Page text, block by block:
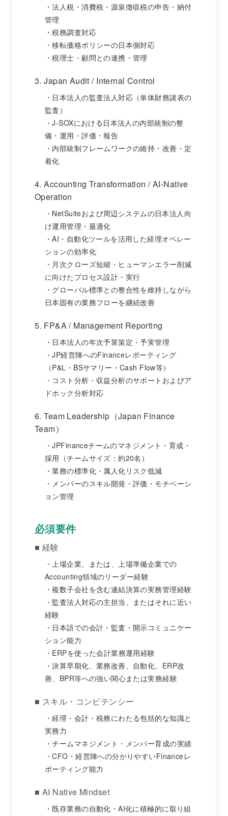
法人税・消費税・源泉徴収税の申告・納付
管理
税務調査対応
移転価格ポリシーの日本側対応
税理士・顧問との連携・管理
3. Japan Audit / Internal Control
日本法人の監査法人対応（単体財務諸表の
監査）
J-SOXにおける日本法人の内部統制の整
備・運用・評価・報告
内部統制フレームワークの維持・改善・定
着化
4. Accounting Transformation / AI-Native
Operation
NetSuiteおよび周辺システムの日本法人向
け運用管理・最適化
AI・自動化ツールを活用した経理オペレー
ションの効率化
月次クローズ短縮・ヒューマンエラー削減
に向けたプロセス設計・実行
グローバル標準との整合性を維持しながら
日本固有の業務フローを継続改善
5. FP&A / Management Reporting
日本法人の年次予算策定・予実管理
JP経営陣へのFinanceレポーティング
（P&L・BSサマリー・Cash Flow等）
コスト分析・収益分析のサポートおよびア
ドホック分析対応
6. Team Leadership（Japan Finance
Team）
JPFinanceチームのマネジメント・育成・
採用（チームサイズ：約20名）
業務の標準化・属人化リスク低減
メンバーのスキル開発・評価・モチベーシ
ョン管理
必須要件
■ 経験
上場企業、または、上場準備企業での
Accounting領域のリーダー経験
複数子会社を含む連結決算の実務管理経験
監査法人対応の主担当、またはそれに近い
経験
日本語での会計・監査・開示コミュニケー
ション能力
ERPを使った会計業務運用経験
決算早期化、業務改善、自動化、ERP改
善、BPR等への強い関心または実務経験
■ スキル・コンピテンシー
経理・会計・税務にわたる包括的な知識と
実務力
チームマネジメント・メンバー育成の実績
CFO・経営陣への分かりやすいFinanceレ
ポーティング能力
■ AI Native Mindset
既存業務の自動化・AI化に積極的に取り組